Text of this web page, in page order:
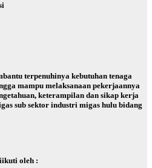
terpenuhinya kebutuhan tenaga
mampu melaksanaan pekerjaannya
keterampilan dan sikap kerja
sub sektor industri migas hulu bidang
oleh :